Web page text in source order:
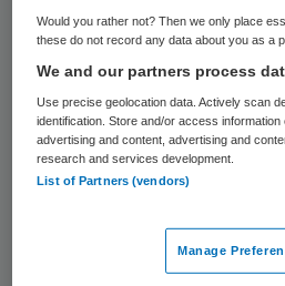
ActiZ.
Zorgorganisaties die
in de wijk verlenen,
veel druk op de
belangenbehartiger krijgt
dreigen te overschrijden.
als gevolg daarvan
Would you rather not? Then we only place
these do not record any data about you as a
We and our partners process
Use precise geolocation data. Actively scan
identification. Store and/or access
advertising and content, advertising and
research and services development.
List of Partners (vendors)
Manage